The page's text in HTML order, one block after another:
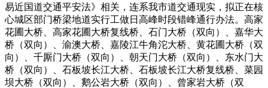
易近国道交通平安法》相关，连系我市道交通现实，拟正在核
心城区部门桥梁地道实行工做日高峰时段错峰通行办法。高家
花圃大桥、高家花圃大桥复线桥、石门大桥（双向）、嘉华大
桥（双向）、渝澳大桥、嘉陵江牛角沱大桥、黄花圃大桥（双
向）、千厮门大桥（双向）、朝天门大桥（双向）、东水门大
桥（双向）、石板坡长江大桥、石板坡长江大桥复线桥、菜园
坝大桥（双向）、鹅公岩大桥（双向）、曾家岩大桥（双